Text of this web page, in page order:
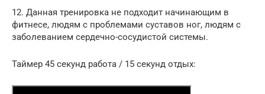
12. Данная тренировка не подходит начинающим в
фитнесе, людям с проблемами суставов ног, людям с
заболеванием сердечно-сосудистой системы.
Таймер 45 секунд работа / 15 секунд отдых: